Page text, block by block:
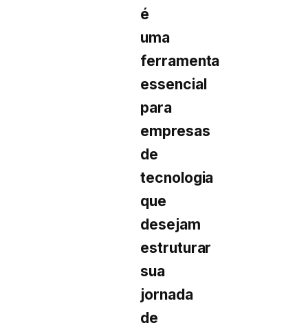
é
uma
ferramenta
essencial
para
empresas
de
tecnologia
que
desejam
estruturar
sua
jornada
de